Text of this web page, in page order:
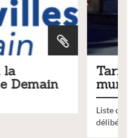
services
municipal du 19 décembre 2025